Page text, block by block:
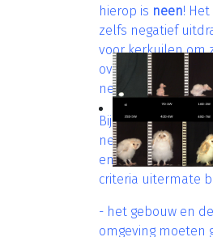
hierop is neen! Het
zelfs negatief
voor kerkuilen om
overal willekeurig
nestkasten te
Bij het plaatsen
nestkasten zijn
enkele
criteria uitermate
- het gebouw en de
omgeving moeten